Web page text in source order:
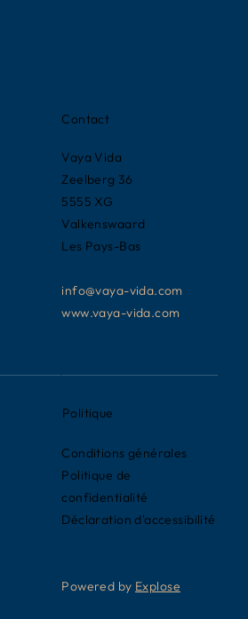
Contact
Vaya Vida
Zeelberg 36
5555 XG
Valkenswaard
Les Pays-Bas
info@vaya-vida.com
www.vaya-vida.com
Politique
Conditions générales
Politique de
confidentialité
Déclaration d'accessibilité
Powered by Explose